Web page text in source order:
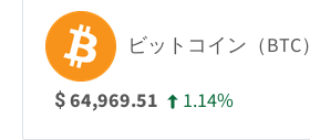
ビットコイン（BTC）
$64,969.51 1.14%